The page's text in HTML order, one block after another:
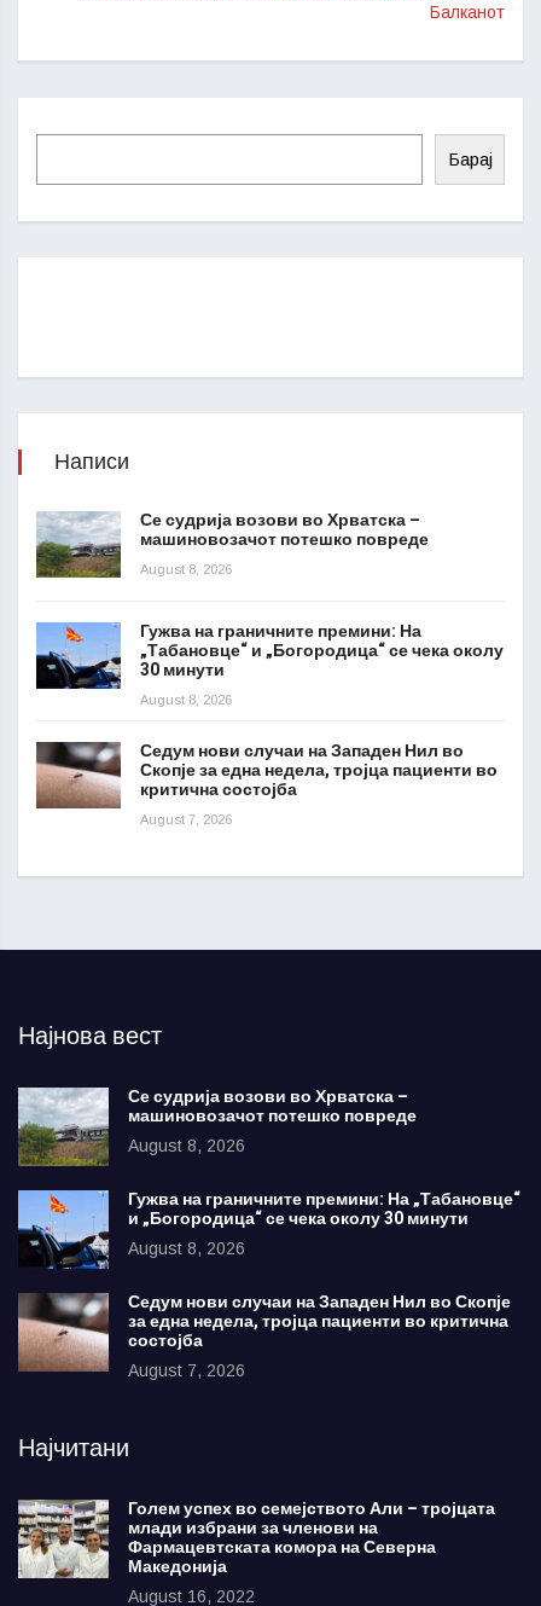
Балканот
Барај
Написи
Се судрија возови во Хрватска –
машиновозачот потешко повреде
August 8, 2026
Гужва на граничните премини: На
„Табановце“ и „Богородица“ се чека околу
30 минути
August 8, 2026
Седум нови случаи на Западен Нил во
Скопје за една недела, тројца пациенти во
критична состојба
August 7, 2026
Најнова вест
Се судрија возови во Хрватска –
машиновозачот потешко повреде
August 8, 2026
Гужва на граничните премини: На „Табановце“
и „Богородица“ се чека околу 30 минути
August 8, 2026
Седум нови случаи на Западен Нил во Скопје
за една недела, тројца пациенти во критична
состојба
August 7, 2026
Најчитани
Голем успех во семејството Али – тројцата
млади избрани за членови на
Фармацевтската комора на Северна
Македонија
August 16, 2022